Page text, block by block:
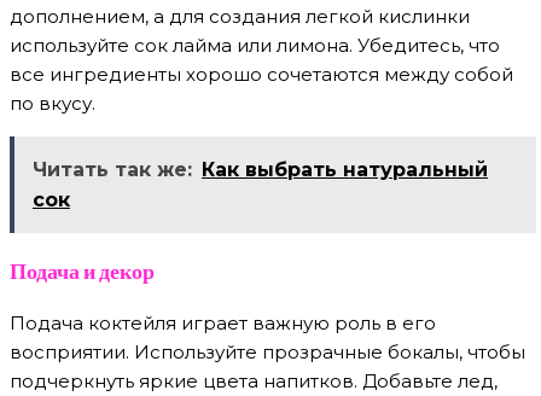
дополнением, а для создания легкой кислинки
используйте сок лайма или лимона. Убедитесь, что
все ингредиенты хорошо сочетаются между собой
по вкусу.
Читать так же: Как выбрать натуральный
сок
Подача и декор
Подача коктейля играет важную роль в его
восприятии. Используйте прозрачные бокалы, чтобы
подчеркнуть яркие цвета напитков. Добавьте лед,